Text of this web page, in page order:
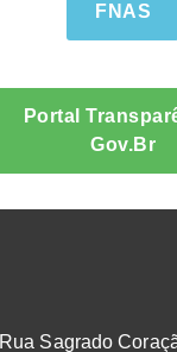
FNAS
Portal
Gov.br
Rua Sagrado